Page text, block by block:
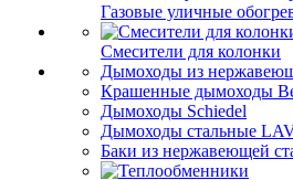
Газовые уличные
Смесители для колонки
Дымоходы из
Крашенные дымоходы
Дымоходы Schiedel
Дымоходы стальные
Баки из нержавеющей